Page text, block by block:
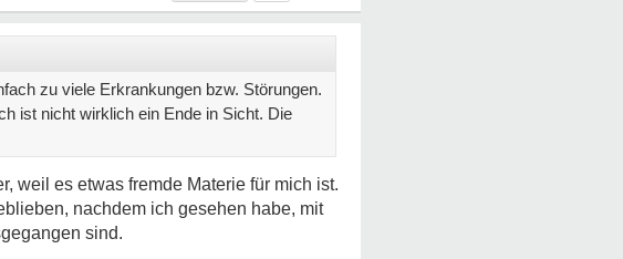
zu viele Erkrankungen bzw. Störungen.
ist nicht wirklich ein Ende in Sicht. Die
weil es etwas fremde Materie für mich ist.
nachdem ich gesehen habe, mit
sind.